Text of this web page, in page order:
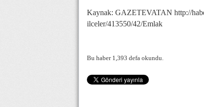
Kaynak: GAZETEVATAN http://
ilceler/413550/42/Emlak
Bu haber 1,393 defa okundu.